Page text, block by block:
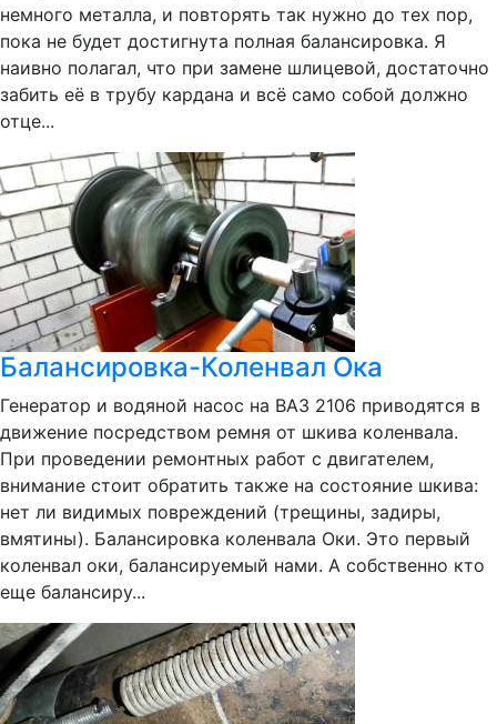
немного металла, и повторять так нужно до тех пор,
пока не будет достигнута полная балансировка. Я
наивно полагал, что при замене шлицевой, достаточно
забить её в трубу кардана и всё само собой должно
отце...
Балансировка-Коленвал Ока
Генератор и водяной насос на ВАЗ 2106 приводятся в
движение посредством ремня от шкива коленвала.
При проведении ремонтных работ с двигателем,
внимание стоит обратить также на состояние шкива:
нет ли видимых повреждений (трещины, задиры,
вмятины). Балансировка коленвала Оки. Это первый
коленвал оки, балансируемый нами. А собственно кто
еще балансиру...